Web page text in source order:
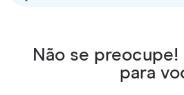
Não se preocupe!
para